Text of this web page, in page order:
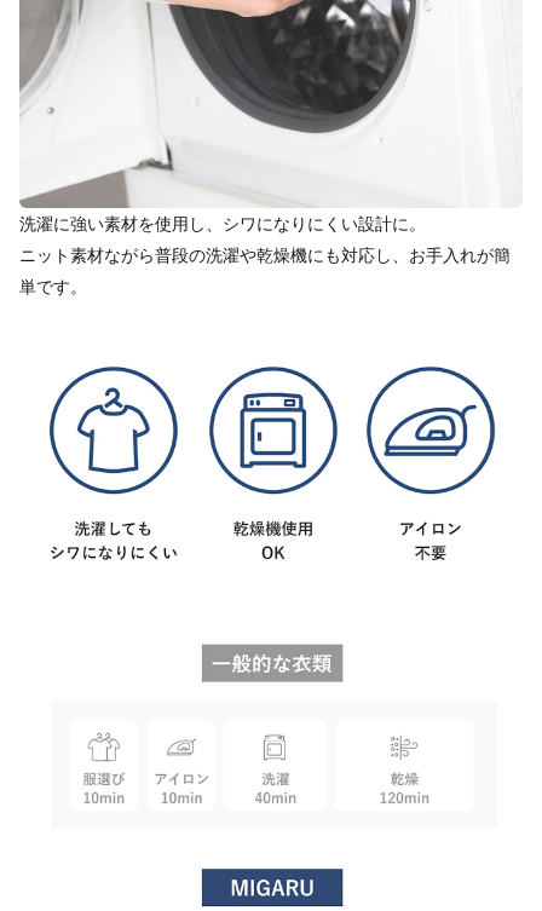
洗濯に強い素材を使用し、シワになりにくい設計に。
ニット素材ながら普段の洗濯や乾燥機にも対応し、お手入れが簡
単です。